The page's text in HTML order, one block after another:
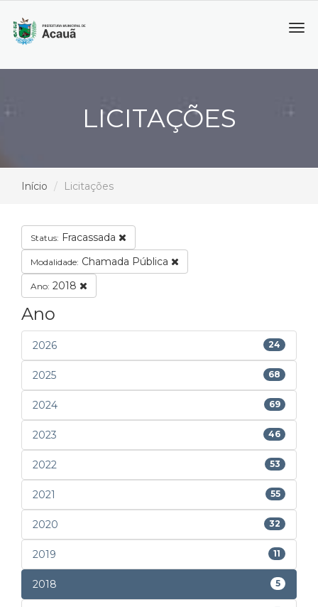
LICITAÇÕES
Início Licitações
Status: Fracassada
Modalidade: Chamada Pública
Ano: 2018
Ano
2026 24
2025 68
2024 69
2023 46
2022 53
2021 55
2020 32
2019 11
2018 5